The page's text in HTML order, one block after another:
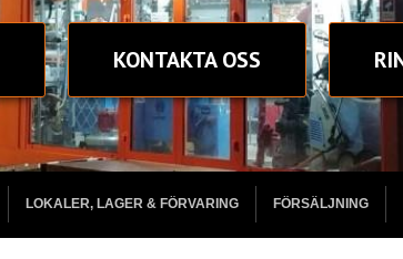
KONTAKTA OSS
LOKALER, LAGER & FÖRVARING FÖRSÄLJNING